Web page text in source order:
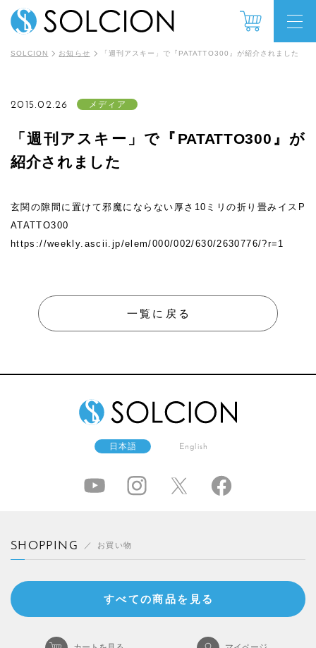
SOLCION お知らせ 「週刊アスキー」で『PATATTO300』が紹介されました
「週刊アスキー」で『PATATTO300』が
紹介されました
2015.02.26 メディア
玄関の隙間に置けて邪魔にならない厚さ10ミリの折り畳みイスP
ATATTO300
https://weekly.ascii.jp/elem/000/002/630/2630776/?r=1
一覧に戻る
日本語 English
SHOPPING お買い物
すべての商品を見る